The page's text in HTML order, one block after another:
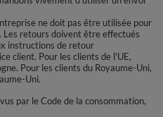
ne doit pas être utilisée pour
Les retours doivent être effectués
instructions de retour
client. Pour les clients de l'UE,
Pour les clients du Royaume-Uni,
Uni.
par le Code de la consommation,